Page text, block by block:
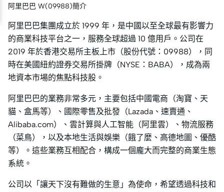
阿里巴巴 W(09988)簡介
阿里巴巴集團成立於 1999 年，是中國以至全球最有影響力
的商業科技平台之一，服務全球超過 10 億用戶。公司在
2019 年於香港交易所主板上市（股份代號：09988），同
時在美國紐約證券交易所掛牌（NYSE：BABA），成為兩
地資本市場的焦點科技股。
阿里巴巴的業務非常多元，主要包括中國電商（淘寶、天
貓、盒馬等）、國際零售及批發（Lazada、速賣通、
Alibaba.com）、雲計算與人工智能（阿里雲）、物流服務
（菜鳥），以及本地生活與娛樂（餓了麼、高德地圖、優酷
等）。這些業務互相配合，構成一個龐大而完整的商業生態
系統。
公司以「讓天下沒有難做的生意」為使命，希望透過科技和